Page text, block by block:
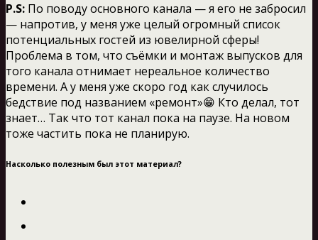
P.S: По поводу основного канала — я его не забросил
— напротив, у меня уже целый огромный список
потенциальных гостей из ювелирной сферы!
Проблема в том, что съёмки и монтаж выпусков для
того канала отнимает нереальное количество
времени. А у меня уже скоро год как случилось
бедствие под названием «ремонт»😁 Кто делал, тот
знает… Так что тот канал пока на паузе. На новом
тоже частить пока не планирую.
Насколько полезным был этот материал?